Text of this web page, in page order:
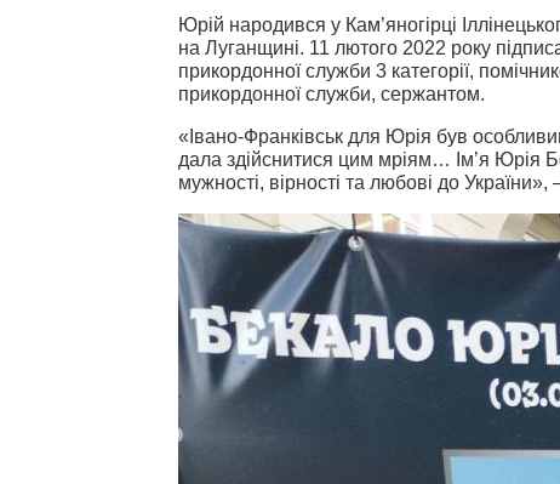
Юрій народився у Кам’яногірці
на Луганщині. 11 лютого 2022 року
прикордонної служби 3 категорії,
прикордонної служби, сержантом.
«Івано-Франківськ для Юрія був
дала здійснитися цим мріям… Ім’я Юрія
мужності, вірності та любові до